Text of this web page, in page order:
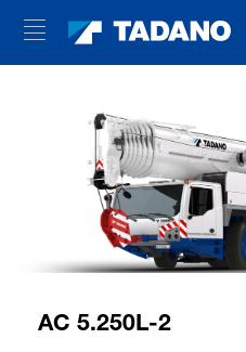
AC 5.250L-2